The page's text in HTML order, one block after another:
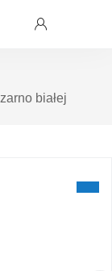
białej